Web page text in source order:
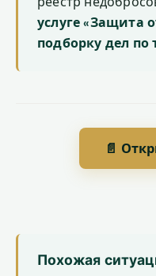
услуге «Защита
подборку дел по
📄
Похожая